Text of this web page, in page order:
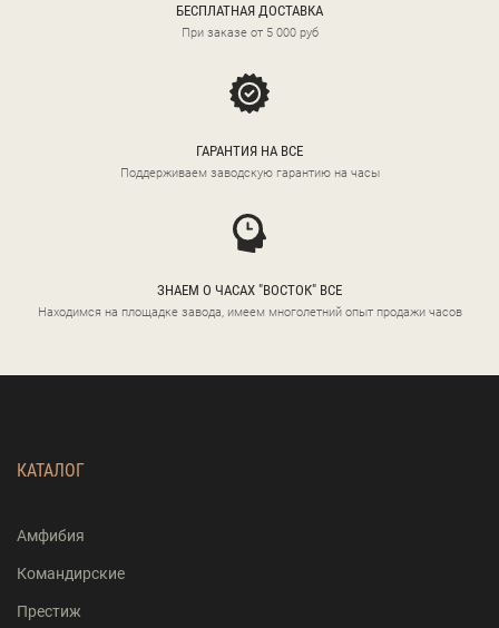
БЕСПЛАТНАЯ ДОСТАВКА
При заказе от 5 000 руб
ГАРАНТИЯ НА ВСЕ
Поддерживаем заводскую гарантию на часы
ЗНАЕМ О ЧАСАХ "ВОСТОК" ВСЕ
Находимся на площадке завода, имеем многолетний опыт продажи часов
КАТАЛОГ
Амфибия
Командирские
Престиж